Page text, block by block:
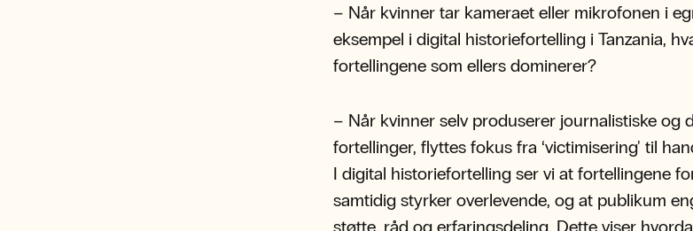
– Når kvinner tar kameraet eller mikrofonen i
eksempel i digital historiefortelling i Tanzania,
fortellingene som ellers dominerer?
– Når kvinner selv produserer journalistiske og
fortellinger, flyttes fokus fra ‘victimisering' til
I digital historiefortelling ser vi at fortellingene
samtidig styrker overlevende, og at publikum
støtte, råd og erfaringsdeling. Dette viser